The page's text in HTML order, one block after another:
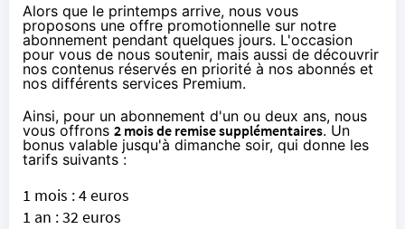
Alors que le printemps arrive, nous vous
proposons une offre promotionnelle sur notre
abonnement pendant quelques jours. L'occasion
pour vous de nous soutenir, mais aussi de découvrir
nos contenus réservés en priorité à nos abonnés et
nos différents services Premium.
Ainsi, pour un abonnement d'un ou deux ans, nous
vous offrons 2 mois de remise supplémentaires. Un
bonus valable jusqu'à dimanche soir, qui donne les
tarifs suivants :
1 mois : 4 euros
1 an : 32 euros